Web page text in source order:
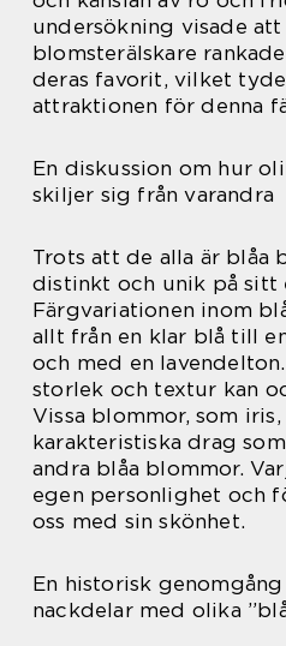
undersökning visade att
blomsterälskare
deras favorit, vilket
attraktionen för denna
En diskussion om hur
skiljer sig från varandra
Trots att de alla är blåa
distinkt och unik på sitt
Färgvariationen inom
allt från en klar blå till
och med en
storlek och textur kan
Vissa blommor, som
karakteristiska drag
andra blåa blommor.
egen personlighet och
oss med sin skönhet.
En historisk
nackdelar med olika